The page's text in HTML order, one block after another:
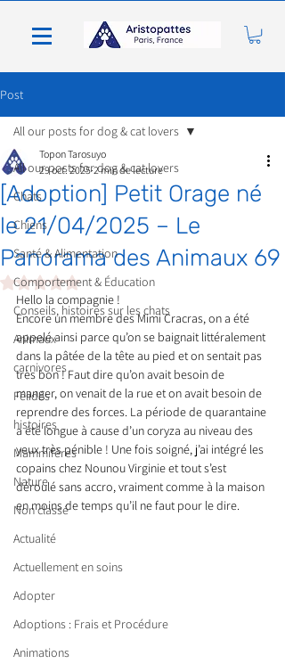
Post
All our posts for dog & cat lovers
Chats
Chiens
Santé & Alimentation
Comportement & Éducation
Conseils, histoires sur les chats
Animaux
carnivores
Félidés
histoires
Mammifères
Nature
Non classé
Actualité
Actuellement en soins
Adopter
Adoptions : Frais et Procédure
Animations
All our posts for dog & cat lovers
[Adoption] Petit Orage né
le 21/04/2025 – Le
Panorama des Animaux 69
Topon Tarosuyo
29 oct. 2025 2 min de lecture
Noté NaN étoiles sur 5.
Hello la compagnie !
Encore un membre des Mimi Cracras, on a été
appelé ainsi parce qu’on se baignait littéralement
dans la pâtée de la tête au pied et on sentait pas
très bon ! Faut dire qu’on avait besoin de
manger, on venait de la rue et on avait besoin de
reprendre des forces. La période de quarantaine
a été longue à cause d’un coryza au niveau des
yeux très pénible ! Une fois soigné, j’ai intégré les
copains chez Nounou Virginie et tout s’est
déroulé sans accro, vraiment comme à la maison
en moins de temps qu’il ne faut pour le dire.